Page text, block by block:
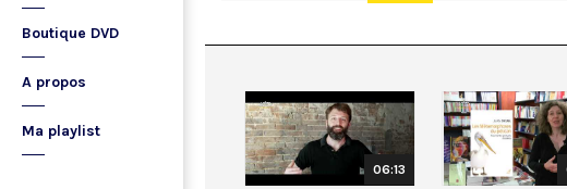
Boutique DVD
A propos
Ma playlist
06:13